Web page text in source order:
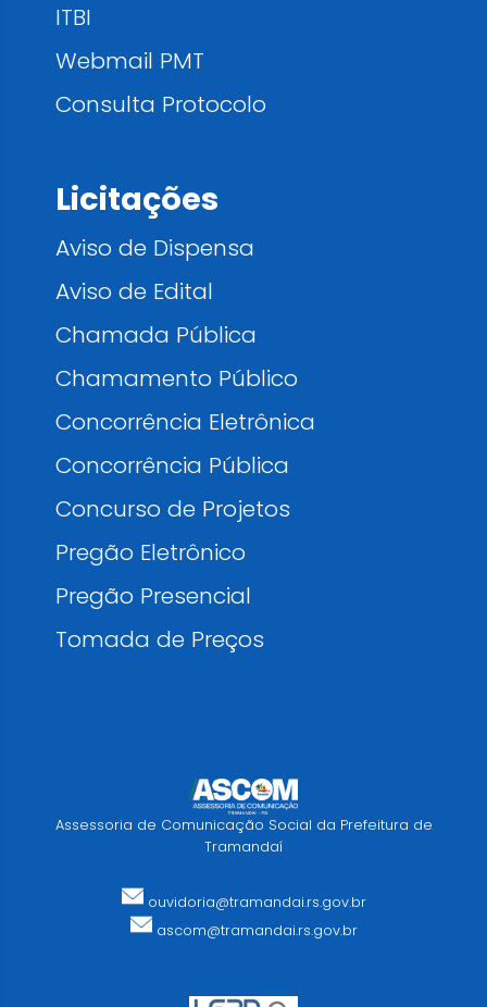
ITBI
Webmail PMT
Consulta Protocolo
Licitações
Aviso de Dispensa
Aviso de Edital
Chamada Pública
Chamamento Público
Concorrência Eletrônica
Concorrência Pública
Concurso de Projetos
Pregão Eletrônico
Pregão Presencial
Tomada de Preços
Assessoria de Comunicação Social da Prefeitura de
Tramandaí
ouvidoria@tramandai.rs.gov.br
ascom@tramandai.rs.gov.br